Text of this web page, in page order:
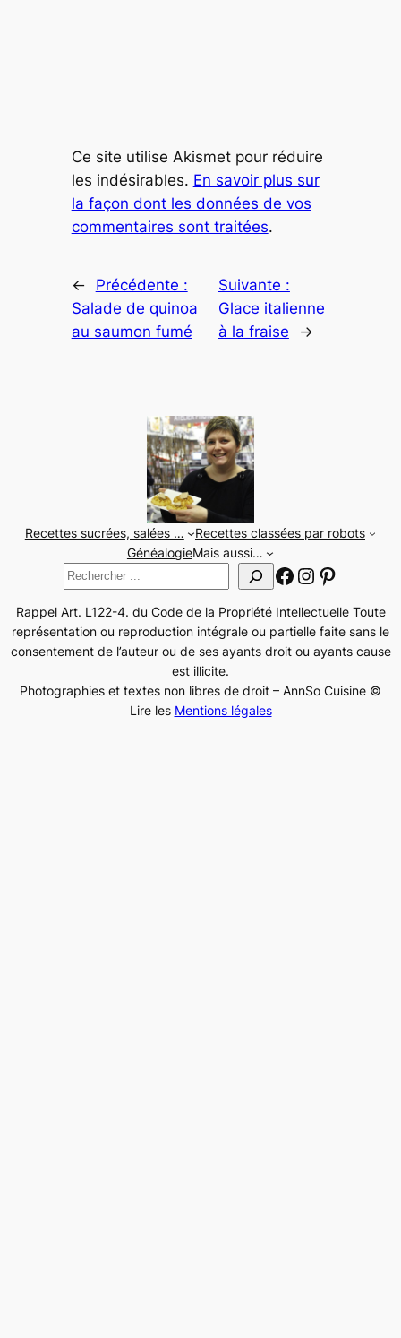
Ce site utilise Akismet pour réduire
les indésirables. En savoir plus sur
la façon dont les données de vos
commentaires sont traitées.
←
Précédente :
Salade de quinoa
au saumon fumé
Suivante :
Glace italienne
à la fraise
→
Recettes sucrées, salées …
Recettes classées par robots
GénéalogieMais aussi…
Rechercher
Facebook
Instagram
Rappel Art. L122-4. du Code de la Propriété Intellectuelle Toute
représentation ou reproduction intégrale ou partielle faite sans le
consentement de l’auteur ou de ses ayants droit ou ayants cause
est illicite.
Photographies et textes non libres de droit – AnnSo Cuisine ©
Lire les Mentions légales